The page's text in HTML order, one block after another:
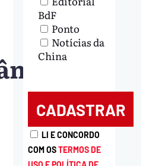
BdF
Ponto
Notícias da
China
LI E CONCORDO
COM OSTERMOS DE